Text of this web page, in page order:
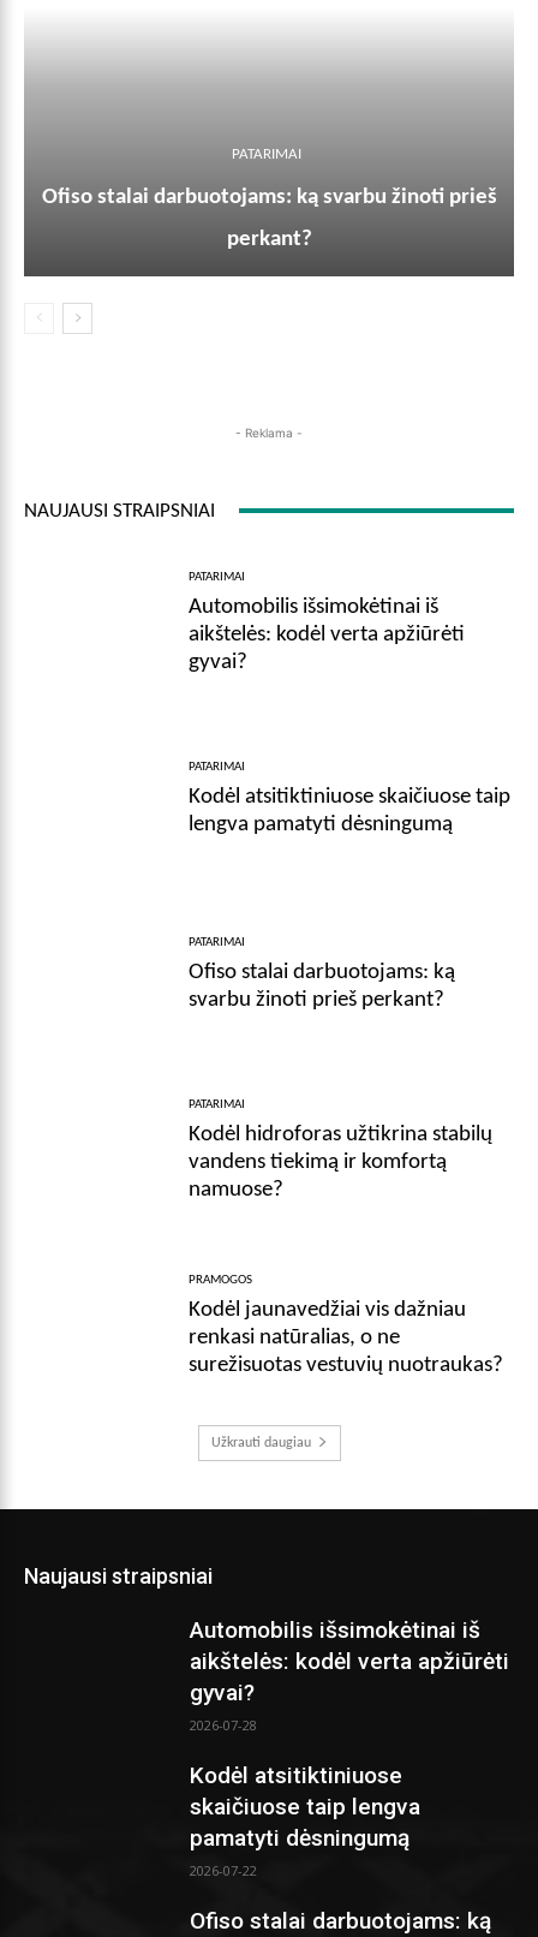
PATARIMAI
Ofiso stalai darbuotojams: ką svarbu žinoti prieš
perkant?
- Reklama -
NAUJAUSI STRAIPSNIAI
PATARIMAI
Automobilis išsimokėtinai iš
aikštelės: kodėl verta apžiūrėti
gyvai?
PATARIMAI
Kodėl atsitiktiniuose skaičiuose taip
lengva pamatyti dėsningumą
PATARIMAI
Ofiso stalai darbuotojams: ką
svarbu žinoti prieš perkant?
PATARIMAI
Kodėl hidroforas užtikrina stabilų
vandens tiekimą ir komfortą
namuose?
PRAMOGOS
Kodėl jaunavedžiai vis dažniau
renkasi natūralias, o ne
surežisuotas vestuvių nuotraukas?
Užkrauti daugiau
Naujausi straipsniai
Automobilis išsimokėtinai iš
aikštelės: kodėl verta apžiūrėti
gyvai?
2026-07-28
Kodėl atsitiktiniuose
skaičiuose taip lengva
pamatyti dėsningumą
2026-07-22
Ofiso stalai darbuotojams: ką